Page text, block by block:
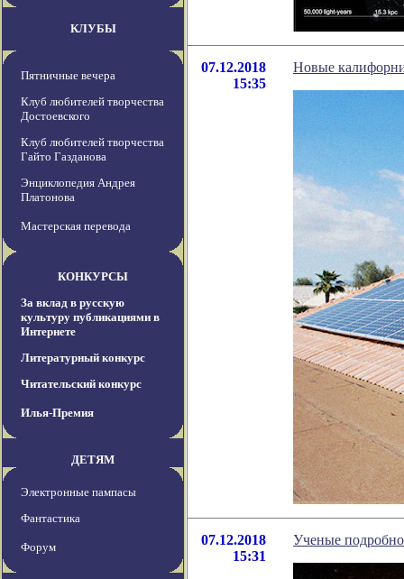
КЛУБЫ
Пятничные вечера
Клуб любителей творчества
Достоевского
Клуб любителей творчества
Гайто Газданова
Энциклопедия Андрея
Платонова
Мастерская перевода
КОНКУРСЫ
За вклад в русскую
культуру публикациями в
Интернете
Литературный конкурс
Читательский конкурс
Илья-Премия
ДЕТЯМ
Электронные пампасы
Фантастика
Форум
07.12.2018
15:35
Новые
07.12.2018
15:31
Ученые